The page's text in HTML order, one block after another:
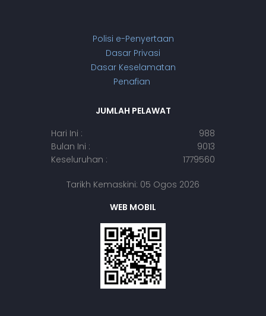
Polisi e-Penyertaan
Dasar Privasi
Dasar Keselamatan
Penafian
JUMLAH PELAWAT
Hari Ini :
988
Bulan Ini :
9013
Keseluruhan :
1779560
Tarikh Kemaskini: 05 Ogos 2026
WEB MOBIL